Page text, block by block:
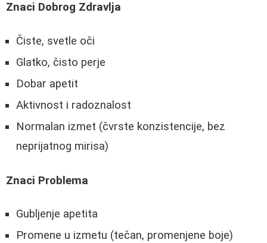
Znaci Dobrog Zdravlja
Čiste, svetle oči
Glatko, čisto perje
Dobar apetit
Aktivnost i radoznalost
Normalan izmet (čvrste konzistencije, bez
neprijatnog mirisa)
Znaci Problema
Gubljenje apetita
Promene u izmetu (tečan, promenjene boje)